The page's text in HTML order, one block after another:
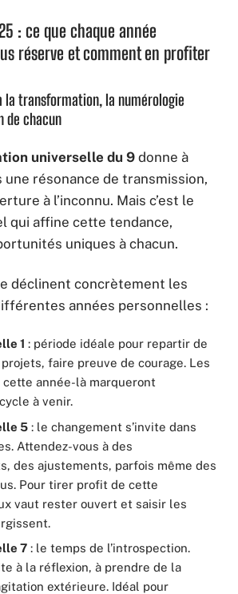
: ce que chaque année
réserve et comment en profiter
la transformation, la numérologie
de chacun
universelle du 9 donne à
une résonance de transmission,
à l’inconnu. Mais c’est le
qui affine cette tendance,
uniques à chacun.
déclinent concrètement les
années personnelles :
1 : période idéale pour repartir de
faire preuve de courage. Les
année-là marqueront
à venir.
5 : le changement s’invite dans
Attendez-vous à des
des ajustements, parfois même des
Pour tirer profit de cette
vaut rester ouvert et saisir les
7 : le temps de l’introspection.
à la réflexion, à prendre de la
extérieure. Idéal pour